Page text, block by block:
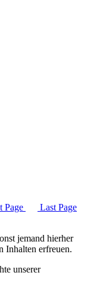
Page Last Page
jemand hierher
Inhalten erfreuen.
unserer